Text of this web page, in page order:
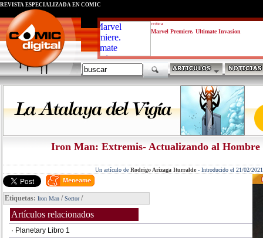
critica
Marvel Premiere. Ultimate Invasion
REVISTA ESPECIALIZADA EN CÓMIC
Iron Man: Extremis- Actualizando al
Un artículo de Rodrigo Arizaga Iturralde - Introducido el 21/02/2021
Etiquetas: Iron Man /Sector/
Artículos relacionados
· Planetary Libro 1